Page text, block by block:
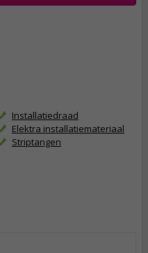
Installatiedraad
Elektra installatiemateriaal
Striptangen